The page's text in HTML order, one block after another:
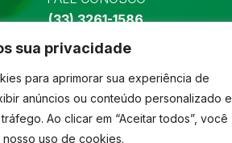
sua privacidade
para aprimorar sua experiência de
anúncios ou conteúdo personalizado e
Ao clicar em “Aceitar todos”, você
uso de cookies.
(33) 3261-1586
- Todos os direitos reservados